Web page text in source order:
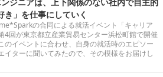
き」を仕事にしていく
の合同による就活イベント「キャリア
4回が東京都立産業貿易センター浜松町館で開催
のイベントに合わせ、自身の就活時のエピソー
イターに聞いてみたので、その模様をお届けし